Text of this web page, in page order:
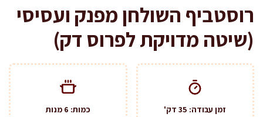
רוסטביף השולחן מפנק ועסיסי
(שיטה מדויקת לפרוס דק)
זמן עבודה: 35 דק' כמות: 6 מנות